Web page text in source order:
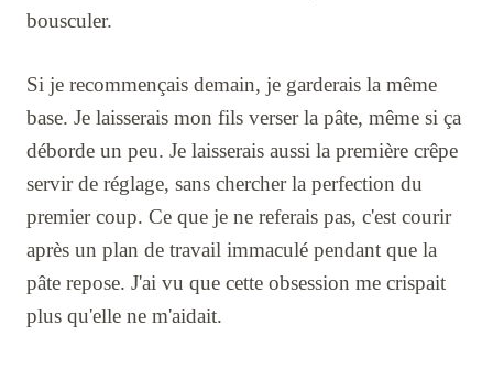
bousculer.
Si je recommençais demain, je garderais la même
base. Je laisserais mon fils verser la pâte, même si ça
déborde un peu. Je laisserais aussi la première crêpe
servir de réglage, sans chercher la perfection du
premier coup. Ce que je ne referais pas, c'est courir
après un plan de travail immaculé pendant que la
pâte repose. J'ai vu que cette obsession me crispait
plus qu'elle ne m'aidait.